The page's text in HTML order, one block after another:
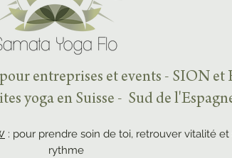
entreprises et events - SION et
yoga en Suisse - Sud de
: pour prendre soin de toi, retrouver vitalité
rythme